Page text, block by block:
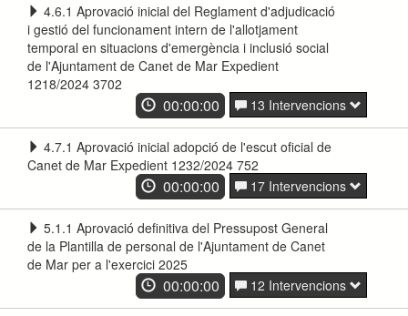
4.6.1 Aprovació inicial del Reglament d'adjudicació
i gestió del funcionament intern de l'allotjament
temporal en situacions d'emergència i inclusió social
de l'Ajuntament de Canet de Mar Expedient
1218/2024 3702
00:00:00 13 Intervencions
4.7.1 Aprovació inicial adopció de l'escut oficial de
Canet de Mar Expedient 1232/2024 752
00:00:00 17 Intervencions
5.1.1 Aprovació definitiva del Pressupost General
de la Plantilla de personal de l'Ajuntament de Canet
de Mar per a l'exercici 2025
00:00:00 12 Intervencions